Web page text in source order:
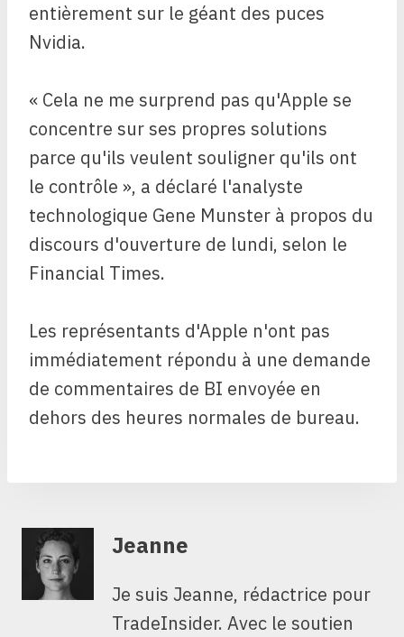
entièrement sur le géant des puces
Nvidia.
« Cela ne me surprend pas qu'Apple se
concentre sur ses propres solutions
parce qu'ils veulent souligner qu'ils ont
le contrôle », a déclaré l'analyste
technologique Gene Munster à propos du
discours d'ouverture de lundi, selon le
Financial Times.
Les représentants d'Apple n'ont pas
immédiatement répondu à une demande
de commentaires de BI envoyée en
dehors des heures normales de bureau.
Jeanne
Je suis Jeanne, rédactrice pour
TradeInsider. Avec le soutien